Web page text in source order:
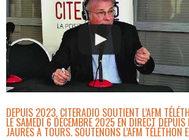
DEPUIS 2023, CITERADIO SOUTIENT L’AFM
LE SAMEDI 6 DÉCEMBRE 2025 EN DIRECT DEPUIS
JAURÈS À TOURS. SOUTENONS L’AFM TÉLÉTHON